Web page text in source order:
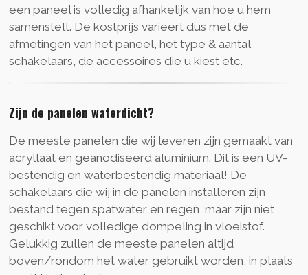
een paneel is volledig afhankelijk van hoe u hem
samenstelt. De kostprijs varieert dus met de
afmetingen van het paneel, het type & aantal
schakelaars, de accessoires die u kiest etc.
Zijn de panelen waterdicht?
De meeste panelen die wij leveren zijn gemaakt van
acryllaat en geanodiseerd aluminium. Dit is een UV-
bestendig en waterbestendig materiaal! De
schakelaars die wij in de panelen installeren zijn
bestand tegen spatwater en regen, maar zijn niet
geschikt voor volledige dompeling in vloeistof.
Gelukkig zullen de meeste panelen altijd
boven/rondom het water gebruikt worden, in plaats